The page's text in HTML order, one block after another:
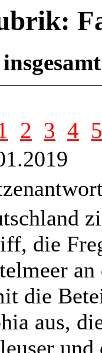
2 3 4 5
die
an
die
aus,